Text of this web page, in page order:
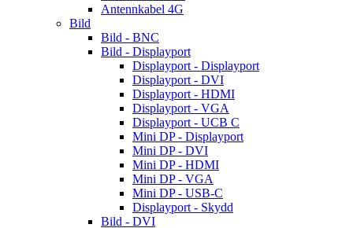
Antennkabel 4G
Bild
Bild - BNC
Bild - Displayport
Displayport - Displayport
Displayport - DVI
Displayport - HDMI
Displayport - VGA
Displayport - UCB C
Mini DP - Displayport
Mini DP - DVI
Mini DP - HDMI
Mini DP - VGA
Mini DP - USB-C
Displayport - Skydd
Bild - DVI